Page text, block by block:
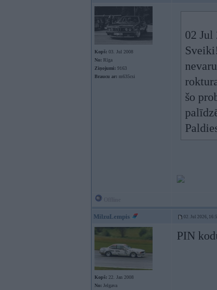
Kopš: 03. Jul 2008
No: Rīga
Ziņojumi: 9163
Braucu ar: m635csi
02
šo
MilzuLempis 02. Jul 2026,
Kopš: 22. Jan 2008
No: Jelgava
PIN